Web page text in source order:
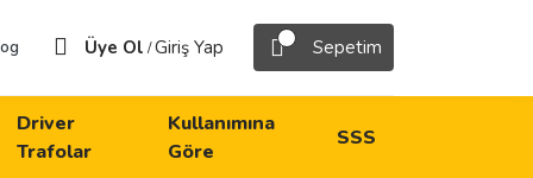
Üye Ol /Giriş Yap Sepetim
Driver
Trafolar
Kullanımına
Göre
SSS